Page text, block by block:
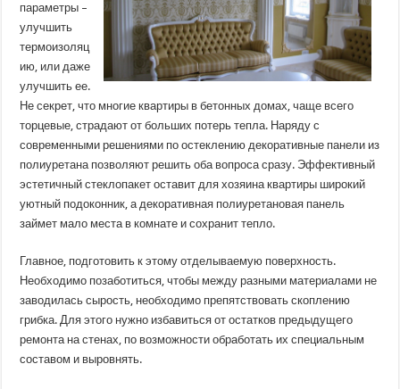
параметры –
улучшить
термоизоляц
ию, или даже
улучшить ее.
Не секрет, что многие квартиры в бетонных домах, чаще всего
торцевые, страдают от больших потерь тепла. Наряду с
современными решениями по остеклению декоративные панели из
полиуретана позволяют решить оба вопроса сразу. Эффективный
эстетичный стеклопакет оставит для хозяина квартиры широкий
уютный подоконник, а декоративная полиуретановая панель
займет мало места в комнате и сохранит тепло.
Главное, подготовить к этому отделываемую поверхность.
Необходимо позаботиться, чтобы между разными материалами не
заводилась сырость, необходимо препятствовать скоплению
грибка. Для этого нужно избавиться от остатков предыдущего
ремонта на стенах, по возможности обработать их специальным
составом и выровнять.